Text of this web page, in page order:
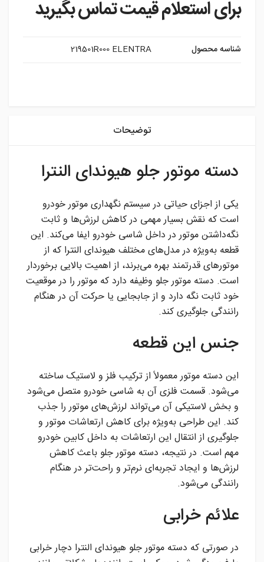
برای استعلام قیمت تماس بگیرید
شناسه محصول 219501R000 ELENTRA
توضیحات
دسته موتور جلو هیوندای النترا
یکی از اجزای حیاتی در سیستم نگهداری موتور خودرو
است که نقش بسیار مهمی در کاهش لرزش‌ها و ثابت
نگه‌داشتن موتور در داخل شاسی خودرو ایفا می‌کند. این
قطعه به‌ویژه در مدل‌های مختلف هیوندای النترا که از
موتورهای قدرتمند بهره می‌برند، از اهمیت بالایی برخوردار
است. دسته موتور جلو وظیفه دارد که موتور را در موقعیت
خود ثابت نگه دارد و از جابجایی یا حرکت آن در هنگام
رانندگی جلوگیری کند.
جنس این قطعه
این دسته موتور معمولاً از ترکیب فلز و لاستیک ساخته
می‌شود. قسمت فلزی آن به شاسی خودرو متصل می‌شود
و بخش لاستیکی آن می‌تواند لرزش‌های موتور را جذب
کند. این طراحی به‌ویژه برای کاهش ارتعاشات موتور و
جلوگیری از انتقال این ارتعاشات به داخل کابین خودرو
مهم است. در نتیجه، دسته موتور جلو باعث کاهش
لرزش‌ها و ایجاد تجربه‌ای نرم‌تر و راحت‌تر در هنگام
رانندگی می‌شود.
علائم خرابی
در صورتی که دسته موتور جلو هیوندای النترا دچار خرابی